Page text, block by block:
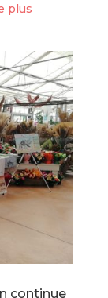
plus
continue